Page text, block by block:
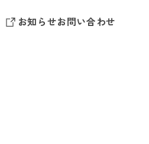
お知らせお問い合わせ